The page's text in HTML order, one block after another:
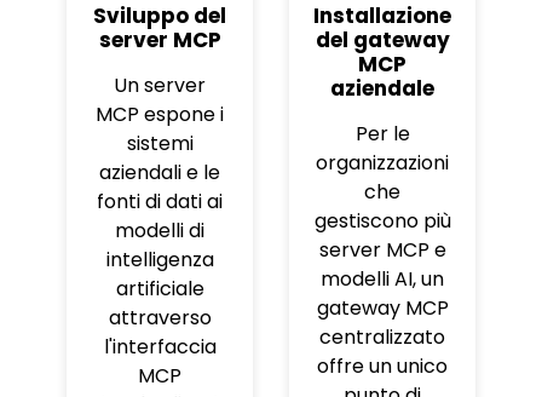
Sviluppo del
server MCP
Un server
MCP espone i
sistemi
aziendali e le
fonti di dati ai
modelli di
intelligenza
artificiale
attraverso
l'interfaccia
MCP
Installazione
del gateway
MCP
aziendale
Per le
organizzazioni
che
gestiscono più
server MCP e
modelli AI, un
gateway MCP
centralizzato
offre un unico